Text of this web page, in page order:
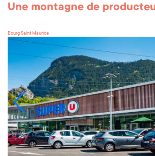
Une montagne de
Bourg Saint Maurice